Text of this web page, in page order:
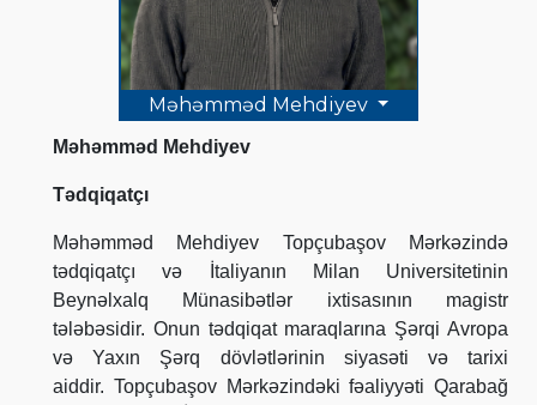
Məhəmməd Mehdiyev
Məhəmməd Mehdiyev
Tədqiqatçı
Məhəmməd Mehdiyev Topçubaşov Mərkəzində
tədqiqatçı və İtaliyanın Milan Universitetinin
Beynəlxalq Münasibətlər ixtisasının magistr
tələbəsidir. Onun tədqiqat maraqlarına Şərqi Avropa
və Yaxın Şərq dövlətlərinin siyasəti və tarixi
aiddir. Topçubaşov Mərkəzindəki fəaliyyəti Qarabağ